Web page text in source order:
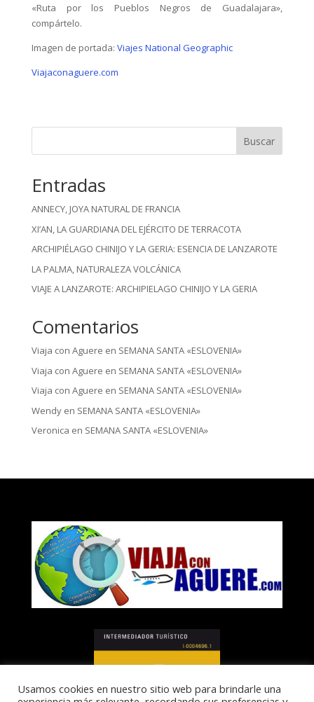
«Ruta por los Pueblos Negros de Guadalajara»,
compártelo.
Imagen de portada: Viajes National Geographic
Viajaconaguere.com
Buscar
Entradas
ANNECY, JOYA NATURAL DE FRANCIA
XI’AN, LA GUARDIANA DEL EJÉRCITO DE TERRACOTA
ARCHIPIÉLAGO CHINIJO Y LA GERIA: ESENCIA DE LANZAROTE
LA PALMA, NATURALEZA VOLCÁNICA
VIAJE A LANZAROTE: ARCHIPIELAGO CHINIJO Y LA GERIA
Comentarios
Viaja con Aguere en SEMANA SANTA «ESLOVENIA»
Viaja con Aguere en SEMANA SANTA «ESLOVENIA»
Viaja con Aguere en SEMANA SANTA «ESLOVENIA»
Wendyen SEMANA SANTA «ESLOVENIA»
Veronica en SEMANA SANTA «ESLOVENIA»
Usamos cookies en nuestro sitio web para brindarle una